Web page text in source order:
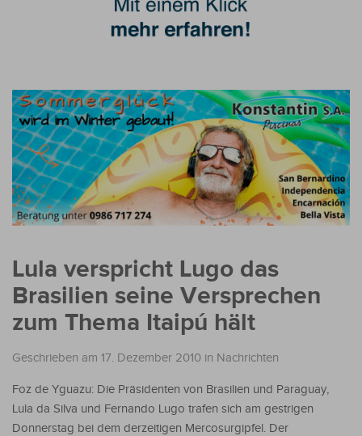
Lula verspricht Lugo das
Brasilien seine Versprechen
zum Thema Itaipú hält
Geschrieben am 17. Dezember 2010 in Nachrichten
Foz de Yguazu: Die Präsidenten von Brasilien und Paraguay,
Lula da Silva und Fernando Lugo trafen sich am gestrigen
Donnerstag bei dem derzeitigen Mercosurgipfel. Der